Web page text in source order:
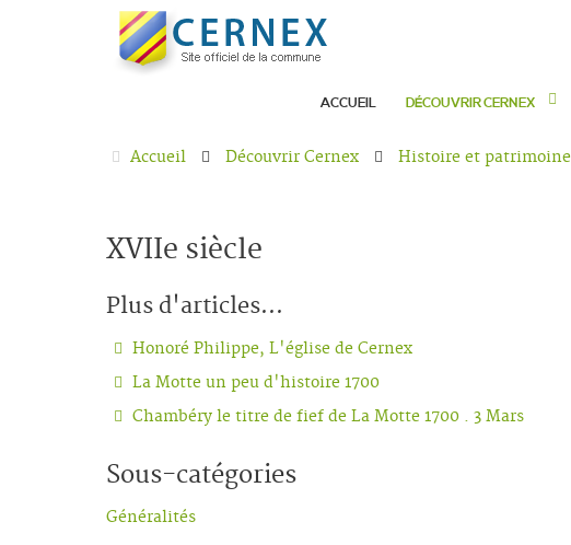
ACCUEIL DÉCOUVRIR CERNEX
Accueil Découvrir Cernex Histoire et patrimoine
XVIIe siècle
Plus d'articles...
Honoré Philippe, L'église de Cernex
La Motte un peu d'histoire 1700
Chambéry le titre de fief de La Motte 1700 . 3 Mars
Sous-catégories
Généralités